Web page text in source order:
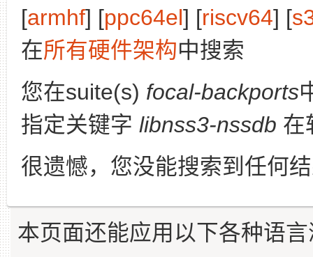
[armhf] [ppc64el] [riscv64] [
在所有硬件架构中搜索
您在suite(s) focal-backports
指定关键字 libnss3-nssdb 在
很遗憾，您没能搜索到任何
本页面还能应用以下各种语